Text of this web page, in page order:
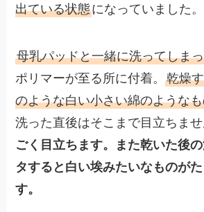
出ている状態になっていました。
母乳パッドと一緒に洗ってしま
ポリマーが至る所に付着。乾燥
のような白い小さい綿のような
洗った直後はそこまで目立ちま
ごく目立ちます。また乾いた後
タすると白い埃みたいなものが
す。